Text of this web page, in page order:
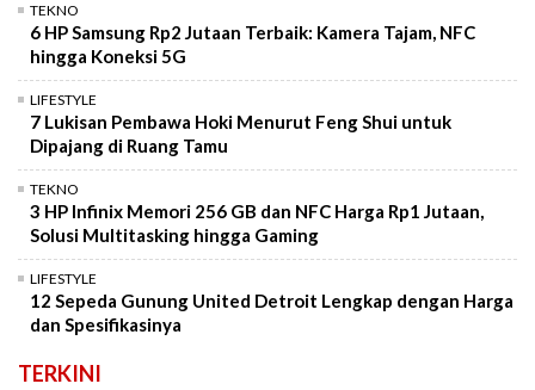
TEKNO
6 HP Samsung Rp2 Jutaan Terbaik: Kamera Tajam, NFC
hingga Koneksi 5G
LIFESTYLE
7 Lukisan Pembawa Hoki Menurut Feng Shui untuk
Dipajang di Ruang Tamu
TEKNO
3 HP Infinix Memori 256 GB dan NFC Harga Rp1 Jutaan,
Solusi Multitasking hingga Gaming
LIFESTYLE
12 Sepeda Gunung United Detroit Lengkap dengan Harga
dan Spesifikasinya
TERKINI